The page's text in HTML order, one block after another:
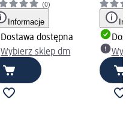
(0)
Informacje
Dostawa dostępna
Wybierz sklep dm